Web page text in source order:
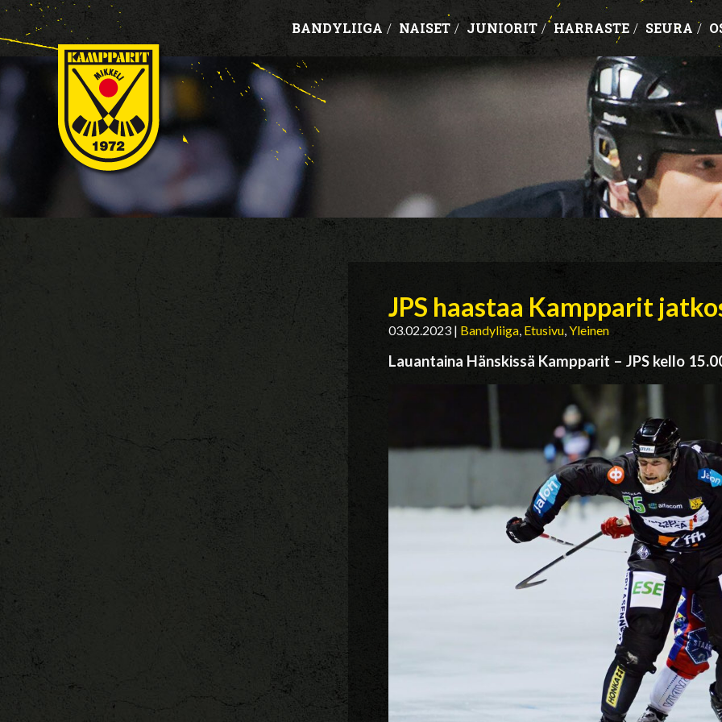
BANDYLIIGA / NAISET / JUNIORIT / HARRASTE / SEURA /
JPS haastaa Kampparit
03.02.2023| Bandyliiga, Etusivu,Yleinen
Lauantaina Hänskissä Kampparit – JPS kello